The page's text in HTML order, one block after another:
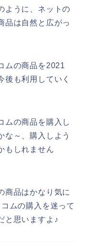
ように、ネットの
品は自然と広がっ
ムの商品を2021
も利用していく
ムの商品を購入し
な～、購入しよう
もしれません
商品はかなり気に
ムの購入を迷って
と思いますよ♪